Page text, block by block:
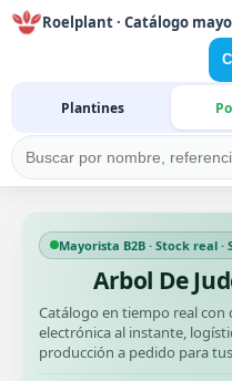
Roelplant · Catálogo
Plantines
Mayorista B2B · Stock real
Arbol De
Catálogo en tiempo real
electrónica al instante,
producción a pedido para